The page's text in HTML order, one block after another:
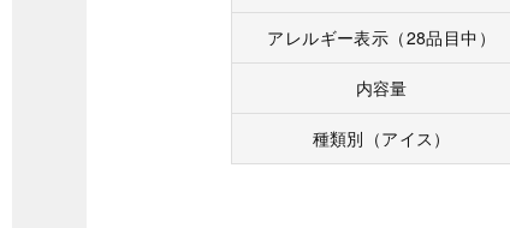
アレルギー表示（28品目中）
内容量
種類別（アイス）